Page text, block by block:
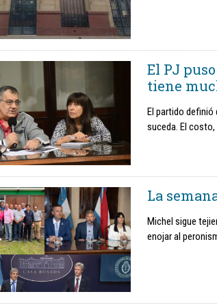
El PJ
tiene
El partido definió
suceda. El
La
Michel sigue
enojar al